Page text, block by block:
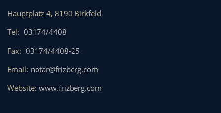
Hauptplatz 4, 8190 Birkfeld
Tel: 03174/4408
Fax: 03174/4408-25
Email: notar@frizberg.com
Website: www.frizberg.com